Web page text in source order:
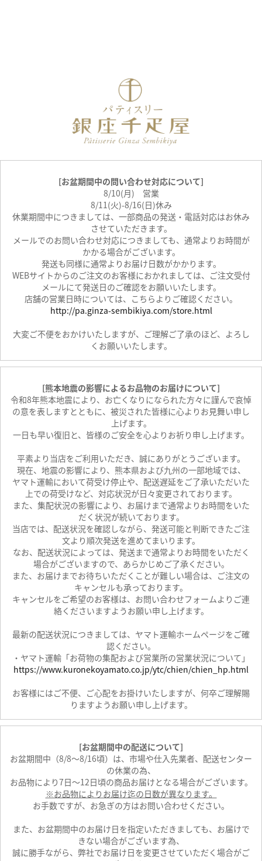
[お盆期間中の問い合わせ対応について]
8/10(月) 営業
8/11(火)-8/16(日)休み
休業期間中につきましては、一部商品の発送・電話対応はお休み
させていただきます。
メールでのお問い合わせ対応につきましても、通常よりお時間が
かかる場合がございます。
発送も同様に通常よりお届け日数がかかります。
WEBサイトからのご注文のお客様におかれましては、ご注文受付
メールにて発送日のご確認をお願いいたします。
店舗の営業日時については、こちらよりご確認ください。
http://pa.ginza-sembikiya.com/store.html
大変ご不便をおかけいたしますが、ご理解ご了承のほど、よろし
くお願いいたします。
[熊本地震の影響によるお品物のお届けについて]
令和8年熊本地震により、お亡くなりになられた方々に謹んで哀悼
の意を表しますとともに、被災された皆様に心よりお見舞い申し
上げます。
一日も早い復旧と、皆様のご安全を心よりお祈り申し上げます。
平素より当店をご利用いただき、誠にありがとうございます。
現在、地震の影響により、熊本県および九州の一部地域では、
ヤマト運輸において荷受け停止や、配送遅延をご了承いただいた
上での荷受けなど、対応状況が日々変更されております。
また、集配状況の影響により、お届けまで通常よりお時間をいた
だく状況が続いております。
当店では、配送状況を確認しながら、発送可能と判断できたご注
文より順次発送を進めてまいります。
なお、配送状況によっては、発送まで通常よりお時間をいただく
場合がございますので、あらかじめご了承ください。
また、お届けまでお待ちいただくことが難しい場合は、ご注文の
キャンセルも承っております。
キャンセルをご希望のお客様は、お問い合わせフォームよりご連
絡くださいますようお願い申し上げます。
最新の配送状況につきましては、ヤマト運輸ホームページをご確
認ください。
・ヤマト運輸「お荷物の集配および営業所の営業状況について」
https://www.kuronekoyamato.co.jp/ytc/chien/chien_hp.html
お客様にはご不便、ご心配をお掛けいたしますが、何卒ご理解賜
りますようお願い申し上げます。
[お盆期間中の配送について]
お盆期間中（8/8～8/16頃）は、市場や仕入先業者、配送センター
の休業の為、
お品物により7日～12日頃の商品お届けとなる場合がございます。
※お品物によりお届け迄の日数が異なります。
お手数ですが、お急ぎの方はお問い合わせください。
また、お盆期間中のお届け日を指定いただきましても、お届けで
きない場合がございます為、
誠に勝手ながら、弊社でお届け日を変更させていただく場合がご